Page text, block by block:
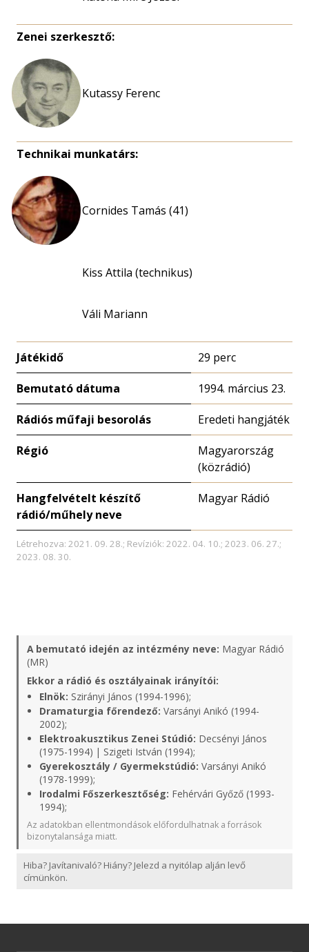
Zenei szerkesztő:
Kutassy Ferenc
Technikai munkatárs:
Cornides Tamás (41)
Kiss Attila (technikus)
Váli Mariann
Játékidő 29 perc
Bemutató dátuma 1994. március 23.
Rádiós műfaji besorolás Eredeti hangjáték
Régió
Magyarország
(közrádió)
Hangfelvételt készítő
rádió/műhely neve
Magyar Rádió
Létrehozva: 2021. 09. 28.; Revíziók: 2022. 04. 10.; 2023. 06. 27.;
2023. 08. 30.
A bemutató idején az intézmény neve: Magyar Rádió
(MR)
Ekkor a rádió és osztályainak irányítói:
Elnök: Szirányi János (1994-1996);
Dramaturgia főrendező: Varsányi Anikó (1994-
2002);
Elektroakusztikus Zenei Stúdió: Decsényi János
(1975-1994) | Szigeti István (1994);
Gyerekosztály / Gyermekstúdió: Varsányi Anikó
(1978-1999);
Irodalmi Főszerkesztőség: Fehérvári Győző (1993-
1994);
Az adatokban ellentmondások előfordulhatnak a források
bizonytalansága miatt.
Hiba? Javítanivaló? Hiány? Jelezd a nyitólap alján levő
címünkön.